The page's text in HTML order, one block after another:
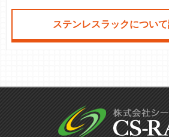
ステンレスラックについ